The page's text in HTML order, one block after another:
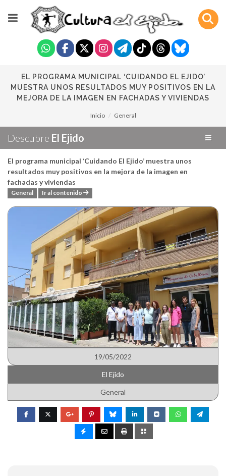
EL PROGRAMA MUNICIPAL ‘CUIDANDO EL EJIDO’
MUESTRA UNOS RESULTADOS MUY POSITIVOS EN LA
MEJORA DE LA IMAGEN EN FACHADAS Y VIVIENDAS
Inicio General
Descubre El Ejido
El programa municipal ‘Cuidando El Ejido’ muestra unos
resultados muy positivos en la mejora de la imagen en
fachadas y viviendas
General Ir al contenido
19/05/2022
El Ejido
General